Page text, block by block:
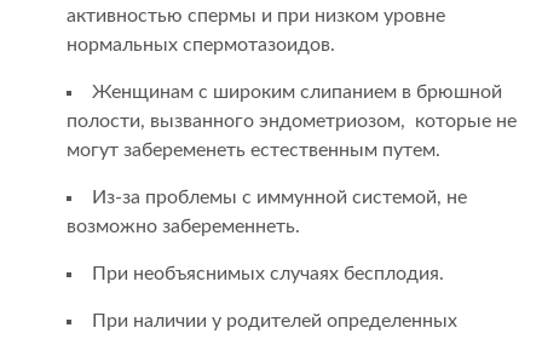
активностью спермы и при низком уровне
нормальных спермотазоидов.
Женщинам с широким слипанием в брюшной
полости, вызванного эндометриозом, которые не
могут забеременеть естественным путем.
Из-за проблемы с иммунной системой, не
возможно забеременнеть.
При необъяснимых случаях бесплодия.
При наличии у родителей определенных